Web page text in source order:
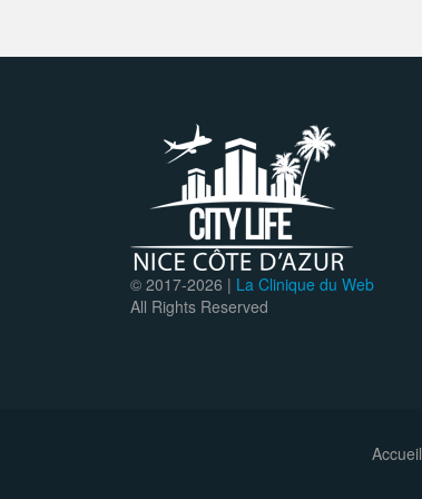
© 2017-2026 | La Clinique du Web
All Rights Reserved
Accueil